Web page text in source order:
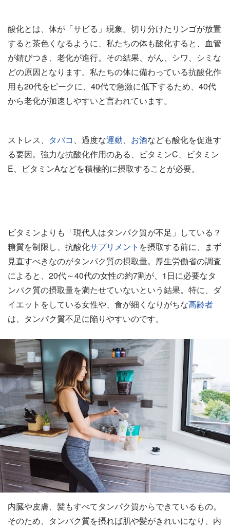
酸化とは、体が「サビる」現象。切り分けたリンゴが放置
すると茶色くなるように、私たちの体も酸化すると、血管
が錆びつき、老化が進行。その結果、がん、シワ、シミな
どの原因となります。私たちの体に備わっている抗酸化作
用も20代をピークに、40代で急激に低下するため、40代
から老化が加速しやすいと言われています。
ストレス、 タバコ 、過度な運動、 お酒なども酸化を促進す
る要因。強力な抗酸化作用のある、ビタミンC、ビタミン
E、ビタミンAなどを積極的に摂取することが必要。
ビタミンよりも「現代人はタンパク質が不足」している？
糖質を制限し、抗酸化サプリメント を摂取する前に、まず
見直すべきなのがタンパク質の摂取量。厚生労働省の調査
によると、20代～40代の女性の約7割が、1日に必要なタ
ンパク質の摂取量を満たせていないという結果。特に、ダ
イエットをしている女性や、食が細くなりがちな高齢者
は、タンパク質不足に陥りやすいのです。
内臓や皮膚、髪もすべてタンパク質からできているもの。
そのため、タンパク質を摂れば肌や髪がきれいになり、内